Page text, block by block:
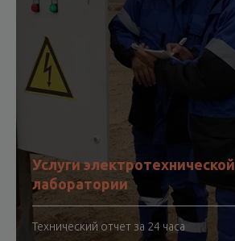
Услуги электротехнической
лаборатории
Технический отчет за 24 часа